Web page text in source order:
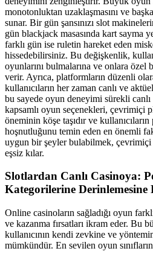
monotonluktan uzaklaşmasını ve
sunar. Bir gün şansınızı slot
gün blackjack masasında kart sayma
farklı gün ise ruletin hareket eden
hissedebilirsiniz. Bu değişkenlik,
oyunlarını bulmalarına ve onlara
verir. Ayrıca, platformların düzenli
kullanıcıların her zaman canlı ve
bu sayede oyun deneyimi sürekli canlı
kapsamlı oyun seçenekleri, çevrimiçi
öneminin köşe taşıdır ve
hoşnutluğunu temin eden en önemli
uygun bir şeyler bulabilmek,
eşsiz kılar.
Slotlardan Canlı Casinoya:
Kategorilerine Derinlemesine
Online casinoların sağladığı oyun
ve kazanma fırsatları ikram eder. Bu
kullanıcının kendi zevkine ve
mümkündür. En sevilen oyun